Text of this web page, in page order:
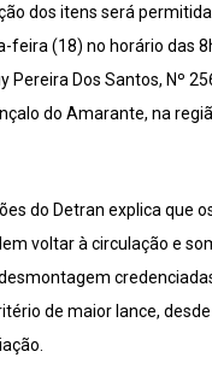
dos itens será
feira (18) no horário das
Pereira Dos Santos, Nº
do Amarante, na
do Detran explica que
voltar à circulação e
de maior lance,